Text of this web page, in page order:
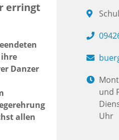
erringt
ihre
Danzer
allen
und
Uhr